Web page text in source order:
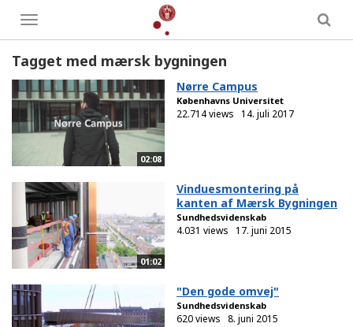
Toggle
menu
Tagget med mærsk bygningen
02:08
Nørre Campus
Københavns Universitet
22.714 views 14. juli 2017
01:02
Vinduesmontering på
kanten af Mærsk Bygningen
Sundhedsvidenskab
4.031 views 17. juni 2015
"Den gode omvej"
Sundhedsvidenskab
620 views 8. juni 2015